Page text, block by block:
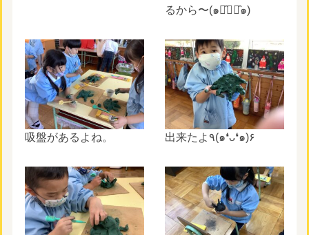
るから〜(๑･̑◡･̑๑)
吸盤があるよね。 出来たよ٩(๑❛ᴗ❛๑)۶